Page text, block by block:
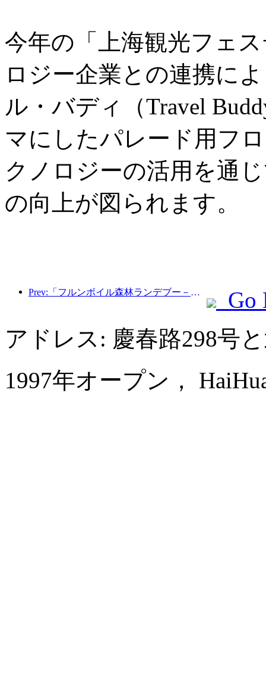
今年の「上海観光フェ
ロジー企業との連携に
ル・バディ（Travel
マにしたパレード用フ
クノロジーの活用を通
の向上が図られます。
Prev:「フルンボイル森林ランデブー－大興安嶺エクスプレス－星光列車－天一旅」観光列車が初運行を行った。
Go
アドレス: 慶春路298号
1997年オープン，